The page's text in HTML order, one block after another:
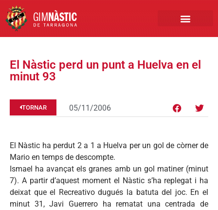
El Nàstic perd un punt a Huelva en el
minut 93
TORNAR 05/11/2006
El Nàstic ha perdut 2 a 1 a Huelva per un gol de còrner de
Mario en temps de descompte.
Ismael ha avançat els granes amb un gol matiner (minut
7). A partir d’aquest moment el Nàstic s’ha replegat i ha
deixat que el Recreativo dugués la batuta del joc. En el
minut 31, Javi Guerrero ha rematat una centrada de